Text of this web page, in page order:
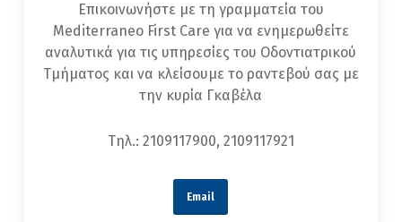
Επικοινωνήστε με τη γραμματεία του
Mediterraneo First Care για να ενημερωθείτε
αναλυτικά για τις υπηρεσίες του Οδοντιατρικού
Τμήματος και να κλείσουμε το ραντεβού σας με
την κυρία Γκαβέλα
Τηλ.: 2109117900, 2109117921
Email